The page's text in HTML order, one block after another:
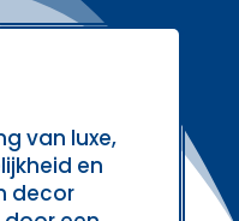
van luxe,
en
decor